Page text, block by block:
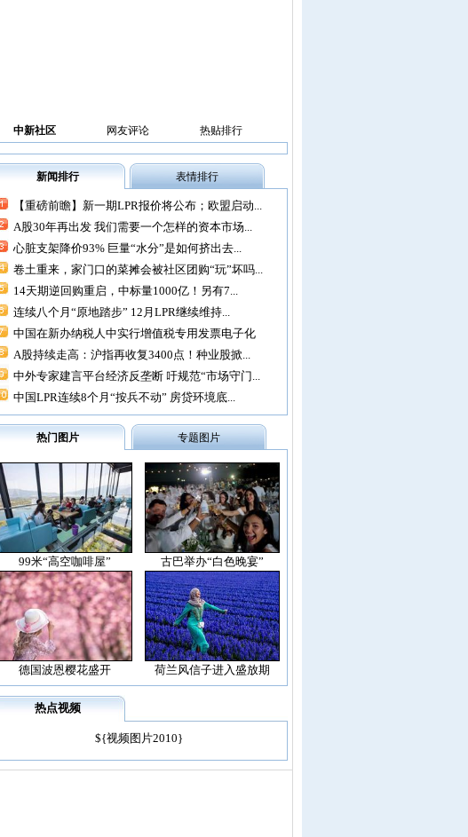
中新社区 网友评论 热贴排行
新闻排行 表情排行
【重磅前瞻】新一期LPR报价将公布；欧盟启动...
A股30年再出发 我们需要一个怎样的资本市场...
心脏支架降价93% 巨量“水分”是如何挤出去...
卷土重来，家门口的菜摊会被社区团购“玩”坏吗...
14天期逆回购重启，中标量1000亿！另有7...
连续八个月“原地踏步” 12月LPR继续维持...
中国在新办纳税人中实行增值税专用发票电子化
A股持续走高：沪指再收复3400点！种业股掀...
中外专家建言平台经济反垄断 吁规范“市场守门...
中国LPR连续8个月“按兵不动” 房贷环境底...
热门图片 专题图片
99米“高空咖啡屋” 古巴举办“白色晚宴”
德国波恩樱花盛开 荷兰风信子进入盛放期
热点视频
${视频图片2010}